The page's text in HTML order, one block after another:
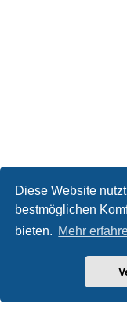
Diese Website
bestmöglichen
bieten. Mehr